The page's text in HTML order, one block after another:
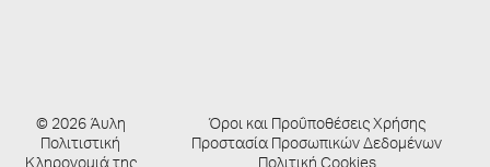
© 2026 Άυλη
Πολιτιστική
Όροι και Προΰποθέσεις Χρήσης
Προστασία Προσωπικών Δεδομένων